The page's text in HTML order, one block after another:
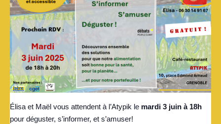
Élisa et Maël vous attendent à l’Atypik le mardi 3 juin à 18h
pour déguster, s’informer, et s’amuser!